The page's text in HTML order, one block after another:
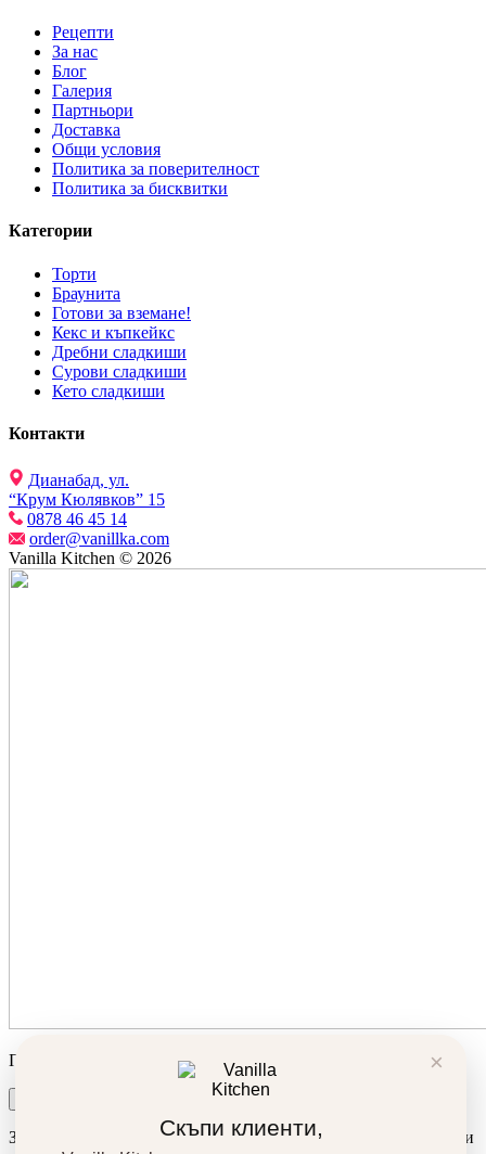
Рецепти
За нас
Блог
Галерия
Партньори
Доставка
Общи условия
Политика за поверителност
Политика за бисквитки
Категории
Торти
Браунита
Готови за вземане!
Кекс и къпкейкс
Дребни сладкиши
Сурови сладкиши
Кето сладкиши
Контакти
Дианабад, ул.
“Крум Кюлявков” 15
0878 46 45 14
order@vanillka.com
Vanilla Kitchen © 2026
×
Скъпи клиенти,
Продуктът беше добавен в количката ви!
За да подобрим вашето преживяване, използваме бисквитки и